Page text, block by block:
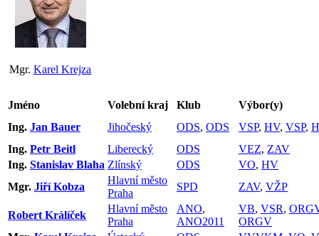
Mgr. Karel Krejza
Jméno Volební kraj Klub
Výbor(y)
Ing. Jan Bauer Jihočeský ODS, ODS VSP, HV, VSP,
Ing. Petr Beitl Liberecký ODS VEZ, ZAV
Ing. Stanislav Blaha Zlínský ODS VO, HV
Mgr. Jiří Kobza
Hlavní město
Praha
SPD ZAV, VŽP
Robert Králíček
Hlavní město
Praha
ANO,
ANO2011
VB, VSR,
ORGV